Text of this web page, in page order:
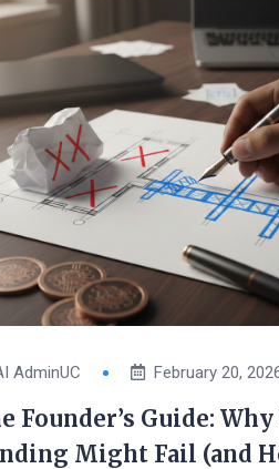
AdminUC February 20,
Founder’s Guide: Why
Might Fail (and